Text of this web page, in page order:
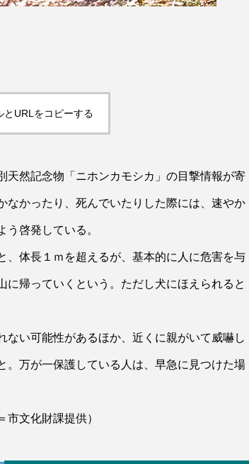
とURLをコピーする
然記念物「ニホンカモシカ」の目撃情報が寄
なかったり、死んでいたりした際には、速やか
啓発している。
体長１ｍを超えるが、基本的に人に危害を与
に帰っていくという。ただし犬にほえられると
い可能性があるほか、近くに親がいて威嚇し
。万が一保護している人は、早急に見つけた場
文化財課提供）